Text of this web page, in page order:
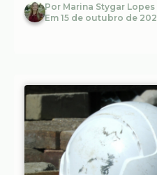
Por Marina Stygar Lopes
Em 15 de outubro de